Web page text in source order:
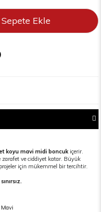
koyu mavi midi boncuk içerir.
ve ciddiyet katar. Büyük
için mükemmel bir tercihtir.